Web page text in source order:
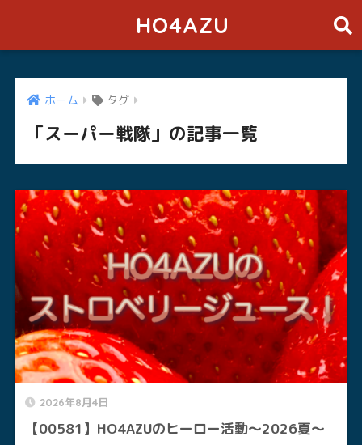
HO4AZU
ホーム タグ
「スーパー戦隊」の記事一覧
2026年8月4日
【00581】HO4AZUのヒーロー活動～2026夏～